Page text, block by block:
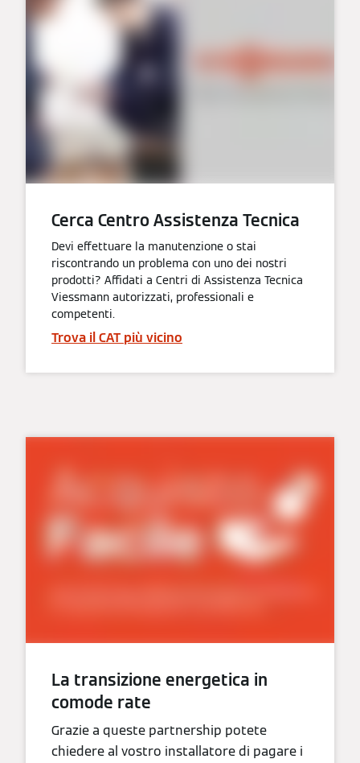
Cerca Centro Assistenza Tecnica
Devi effettuare la manutenzione o stai
riscontrando un problema con uno dei nostri
prodotti? Affidati a Centri di Assistenza Tecnica
Viessmann autorizzati, professionali e
competenti.
Trova il CAT più vicino
La transizione energetica in
comode rate
Grazie a queste partnership potete
chiedere al vostro installatore di pagare i